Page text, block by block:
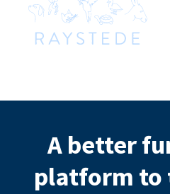
A better
platform to